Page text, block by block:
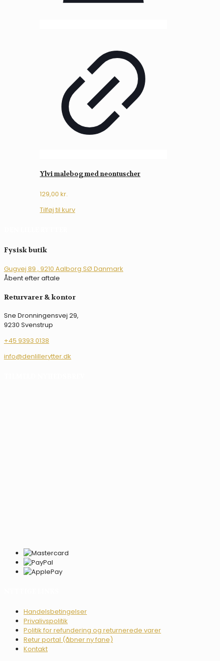
Ylvi malebog med neontuscher
129,00 kr.
Tilføj til kurv
Fysisk butik
Gugvej 89 , 9210 Aalborg SØ Danmark
Åbent efter aftale
Returvarer & kontor
Sne Dronningensvej 29,
9230 Svenstrup
+45 9393 0138
info@denlillerytter.dk
Handelsbetingelser
Privalivspolitik
Politik for refundering og returnerede varer
Retur portal (åbner ny fane)
Kontakt